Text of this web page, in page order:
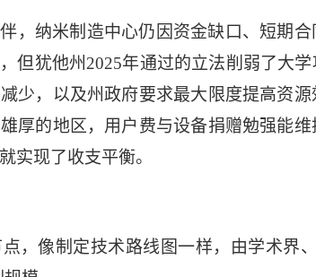
，纳米制造中心仍因资金缺口、短期
但犹他州 2025年通过的立法削弱了大
少，以及州政府要求最大限度提高资
厚的地区，用户费与设备捐赠勉强能
实现了收支平衡。
，像制定技术路线图一样，由学术界